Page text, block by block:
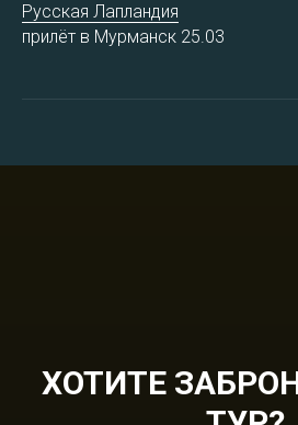
Русская Лапландия
прилёт в Мурманск 25.03
ХОТИТЕ